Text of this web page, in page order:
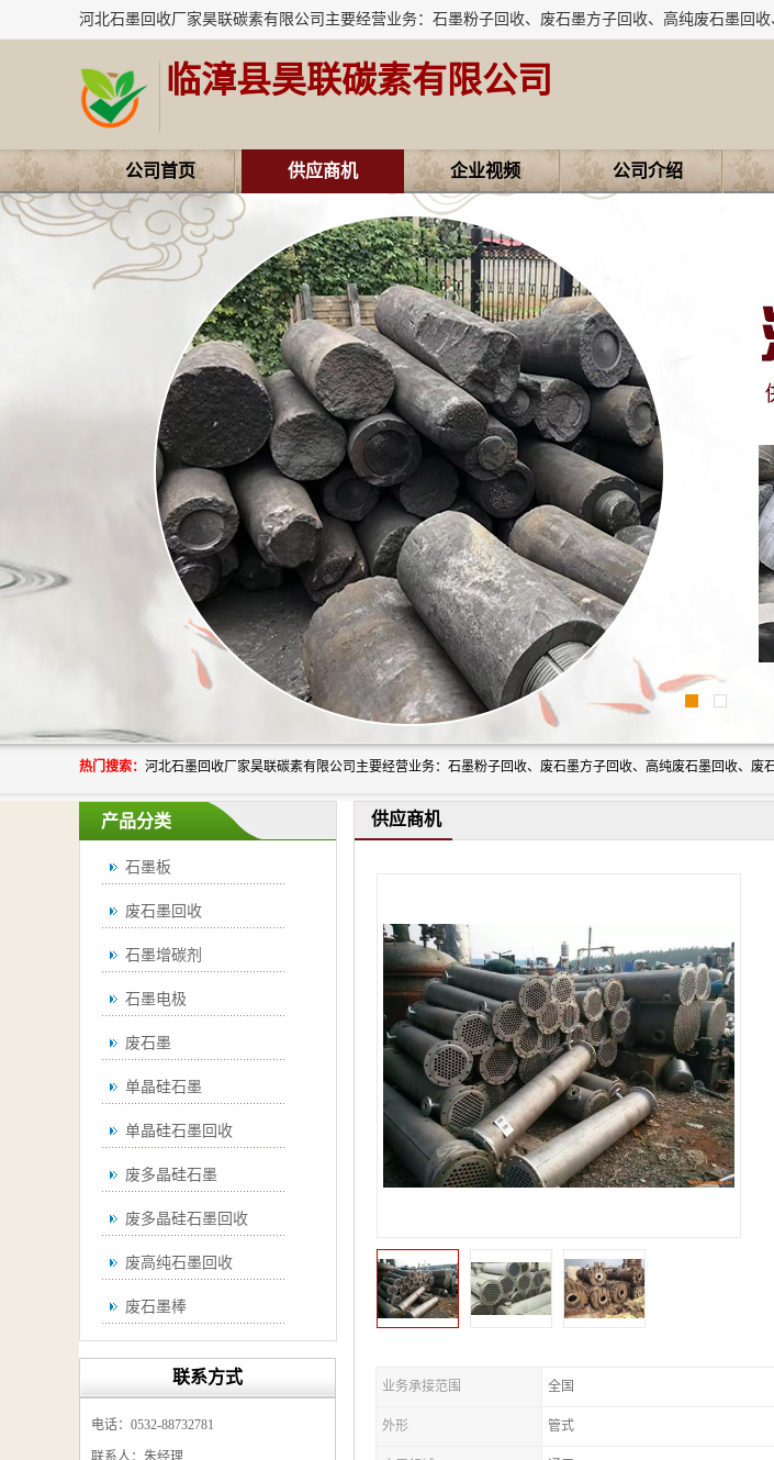
临漳县昊联碳素有限公司
公司首页 供应商机 企业视频 公司介绍
热门搜索：
产品分类
石墨板
废石墨回收
石墨增碳剂
石墨电极
废石墨
单晶硅石墨
单晶硅石墨回收
废多晶硅石墨
废多晶硅石墨回收
废高纯石墨回收
废石墨棒
废石墨换热器回收
联系方式
电话：0532-88732781
联系人：朱经理
供应商机
业务承接范围 全国
外形 管式